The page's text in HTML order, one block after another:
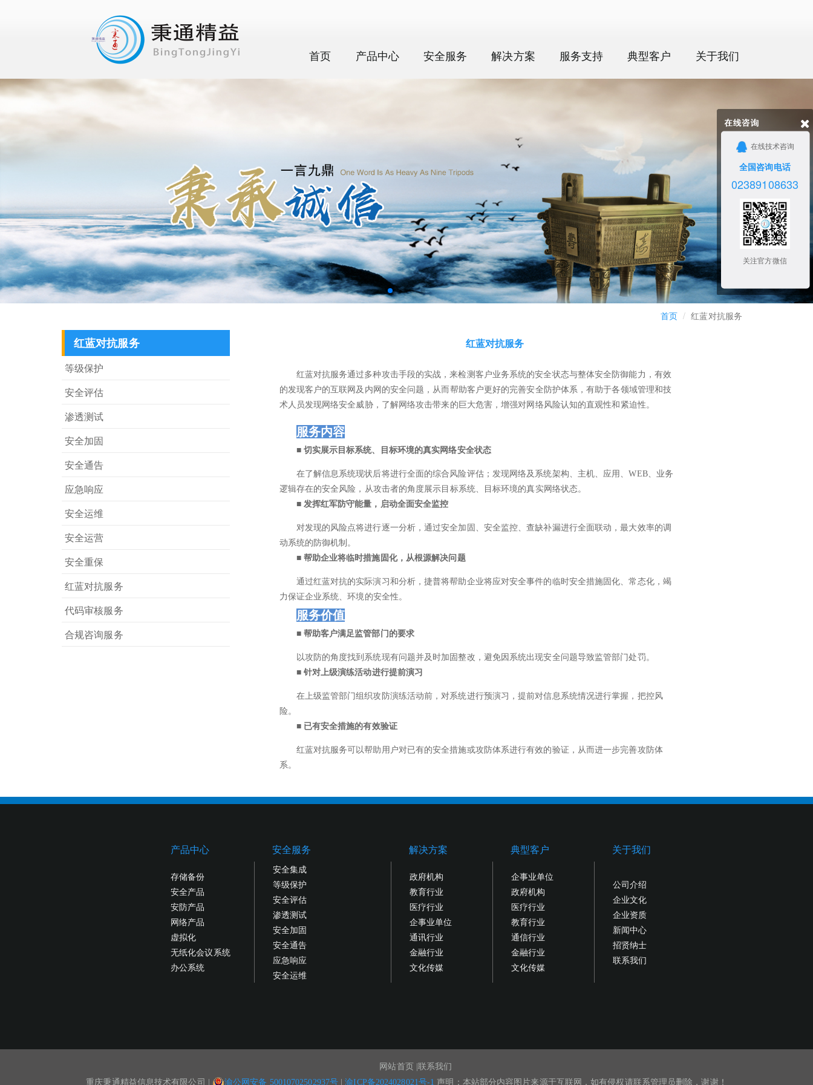
首页 产品中心 安全服务 解决方案 服务支持 典型客户 关于我们
在线技术咨询
全国咨询电话
02389108633
关注官方微信
红蓝对抗服务
等级保护
安全评估
渗透测试
安全加固
安全通告
应急响应
安全运维
安全运营
安全重保
红蓝对抗服务
代码审核服务
合规咨询服务
首页 红蓝对抗服务
红蓝对抗服务
红蓝对抗服务通过多种攻击手段的实战，来检测客户业务系统的安全状态与整体安全防御能力，有效
的发现客户的互联网及内网的安全问题，从而帮助客户更好的完善安全防护体系，有助于各领域管理和技
术人员发现网络安全威胁，了解网络攻击带来的巨大危害，增强对网络风险认知的直观性和紧迫性。
服务内容
■ 切实展示目标系统、目标环境的真实网络安全状态
在了解信息系统现状后将进行全面的综合风险评估；发现网络及系统架构、主机、应用、WEB、业务
逻辑存在的安全风险，从攻击者的角度展示目标系统、目标环境的真实网络状态。
■ 发挥红军防守能量，启动全面安全监控
对发现的风险点将进行逐一分析，通过安全加固、安全监控、查缺补漏进行全面联动，最大效率的调
动系统的防御机制。
■ 帮助企业将临时措施固化，从根源解决问题
通过红蓝对抗的实际演习和分析，捷普将帮助企业将应对安全事件的临时安全措施固化、常态化，竭
力保证企业系统、环境的安全性。
服务价值
■ 帮助客户满足监管部门的要求
以攻防的角度找到系统现有问题并及时加固整改，避免因系统出现安全问题导致监管部门处罚。
■ 针对上级演练活动进行提前演习
在上级监管部门组织攻防演练活动前，对系统进行预演习，提前对信息系统情况进行掌握，把控风
险。
■ 已有安全措施的有效验证
红蓝对抗服务可以帮助用户对已有的安全措施或攻防体系进行有效的验证，从而进一步完善攻防体
系。
产品中心 安全服务 解决方案 典型客户 关于我们
存储备份
安全产品
安防产品
网络产品
虚拟化
无纸化会议系统
办公系统
安全集成
等级保护
安全评估
渗透测试
安全加固
安全通告
应急响应
安全运维
政府机构
教育行业
医疗行业
企事业单位
通讯行业
金融行业
文化传媒
企事业单位
政府机构
医疗行业
教育行业
通信行业
金融行业
文化传媒
公司介绍
企业文化
企业资质
新闻中心
招贤纳士
联系我们
网站首页 联系我们
重庆秉通精益信息技术有限公司 | 渝公网安备 50010702502937号 |渝ICP备2024028021号-1 声明：本站部分内容图片来源于互联网，如有侵权请联系管理员删除，谢谢！